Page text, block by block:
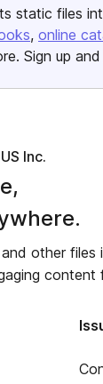
static files
online
Sign up and
Inc.
other
content